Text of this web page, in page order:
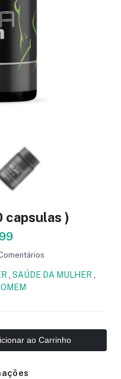
capsulas )
SAÚDE DA MULHER
ao Carrinho